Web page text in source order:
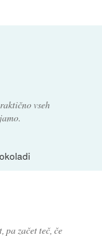
vseh
pa začet teč, če